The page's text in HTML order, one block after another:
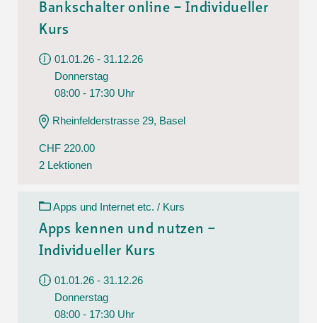
Bankschalter online – Individueller
Kurs
01.01.26 - 31.12.26
Donnerstag
08:00 - 17:30 Uhr
Rheinfelderstrasse 29, Basel
CHF 220.00
2 Lektionen
Apps und Internet etc. / Kurs
Apps kennen und nutzen –
Individueller Kurs
01.01.26 - 31.12.26
Donnerstag
08:00 - 17:30 Uhr